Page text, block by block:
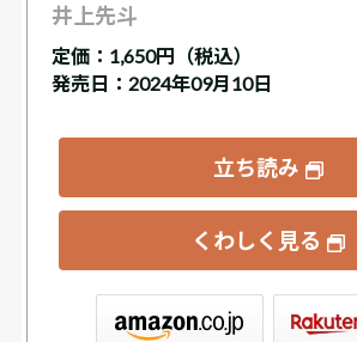
井上先斗
定価： 1,650円（税込）
発売日：2024年09月10日
立ち読み
くわしく見る